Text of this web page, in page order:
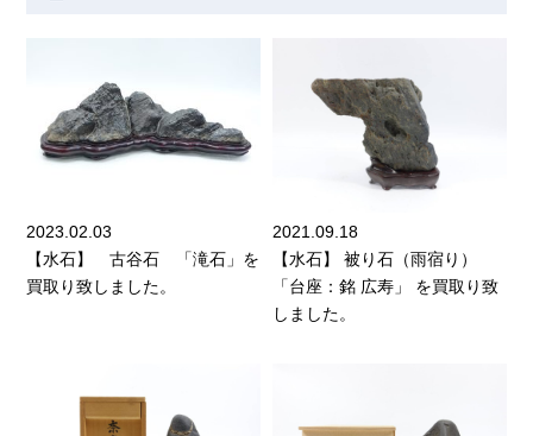
2023.02.03
【水石】 古谷石 「滝石」を
買取り致しました。
2021.09.18
【水石】 被り石（雨宿り）
「台座：銘 広寿」 を買取り致
しました。